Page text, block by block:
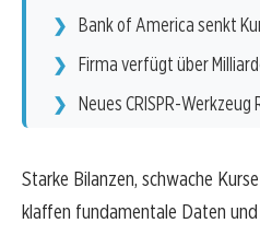
Bank of America senkt
Firma verfügt über
Neues CRISPR-
Starke Bilanzen, schwache
klaffen fundamentale Daten